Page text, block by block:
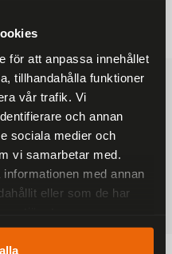
för att anpassa innehållet
tillhandahålla funktioner
vår trafik. Vi
och annan
sociala medier och
vi samarbetar med.
med annan
eller som de har
kr
DHL
Swish